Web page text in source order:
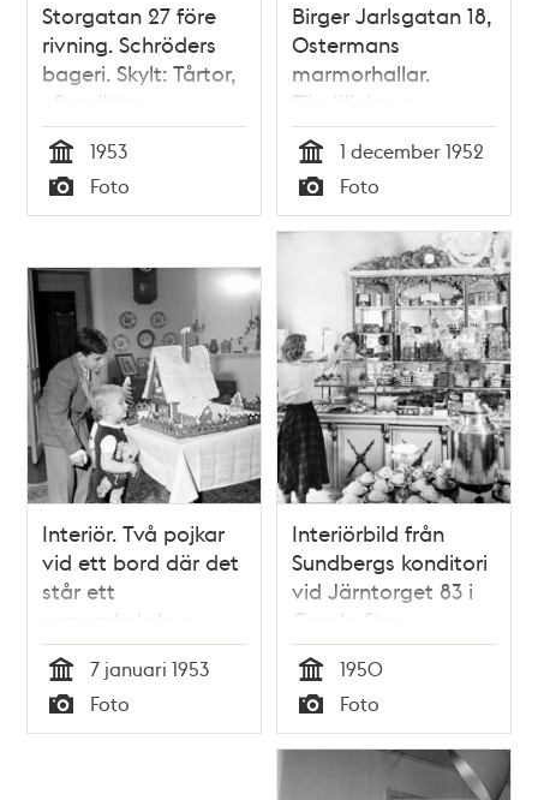
Storgatan 27 före
rivning. Schröders
bageri. Skylt: Tårtor,
efterrätter,
namnsdagskakor
Tid
1953
Typ
Foto
Birger Jarlsgatan 18,
Ostermans
marmorhallar.
Försäljning av
pepparkakor och
pepparkakshus på
Kvinnornas
julmässa. Fr. v. Elsa
Byrdeman och Anna
Billing
Tid
1 december 1952
Typ
Foto
Interiör. Två pojkar
vid ett bord där det
står ett
pepparkakshus
Tid
7 januari 1953
Typ
Foto
Interiörbild från
Sundbergs konditori
vid Järntorget 83 i
Gamla Stan
Tid
1950
Typ
Foto